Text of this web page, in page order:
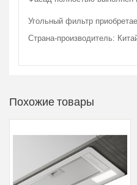
Угольный фильтр
Страна-производитель:
Похожие товары